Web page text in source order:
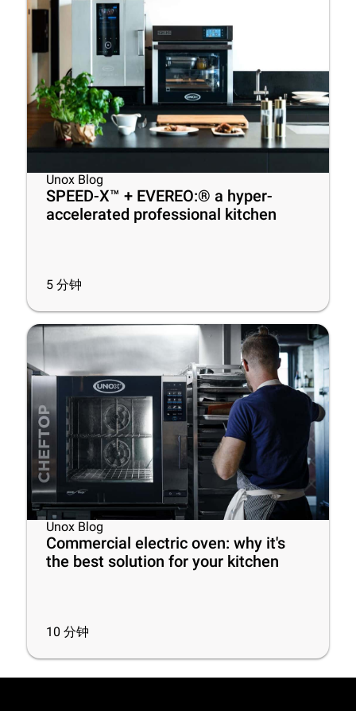
Unox Blog
SPEED-X™ + EVEREO:® a hyper-
accelerated professional kitchen
5 分钟
Unox Blog
Commercial electric oven: why it's
the best solution for your kitchen
10 分钟